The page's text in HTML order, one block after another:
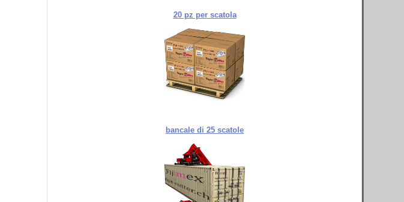
20 pz per scatola
bancale di 25 scatole